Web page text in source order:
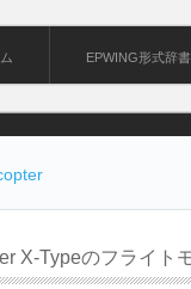
EPWING形式辞書
X-Typeのフライト